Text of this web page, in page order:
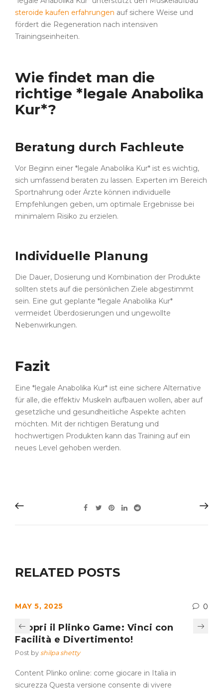
steroide kaufen erfahrungen auf sichere Weise und
fördert die Regeneration nach intensiven
Trainingseinheiten.
Wie findet man die
richtige *legale Anabolika
Kur*?
Beratung durch Fachleute
Vor Beginn einer *legale Anabolika Kur* ist es wichtig,
sich umfassend beraten zu lassen. Experten im Bereich
Sportnahrung oder Ärzte können individuelle
Empfehlungen geben, um optimale Ergebnisse bei
minimalem Risiko zu erzielen.
Individuelle Planung
Die Dauer, Dosierung und Kombination der Produkte
sollten stets auf die persönlichen Ziele abgestimmt
sein. Eine gut geplante *legale Anabolika Kur*
vermeidet Überdosierungen und ungewollte
Nebenwirkungen.
Fazit
Eine *legale Anabolika Kur* ist eine sichere Alternative
für alle, die effektiv Muskeln aufbauen wollen, aber auf
gesetzliche und gesundheitliche Aspekte achten
möchten. Mit der richtigen Beratung und
hochwertigen Produkten kann das Training auf ein
neues Level gehoben werden.
RELATED POSTS
MAY 5, 2025 0
Scopri il Plinko Game: Vinci con
Facilità e Divertimento!
Post by shilpa shetty
Content Plinko online: come giocare in Italia in
sicurezza Questa versione consente di vivere